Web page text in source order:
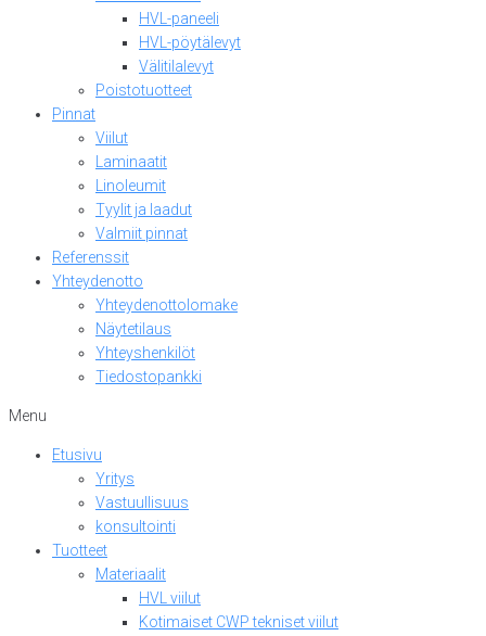
HVL-paneeli
HVL-pöytälevyt
Välitilalevyt
Poistotuotteet
Pinnat
Viilut
Laminaatit
Linoleumit
Tyylit ja laadut
Valmiit pinnat
Referenssit
Yhteydenotto
Yhteydenottolomake
Näytetilaus
Yhteyshenkilöt
Tiedostopankki
Menu
Etusivu
Yritys
Vastuullisuus
konsultointi
Tuotteet
Materiaalit
HVL viilut
Kotimaiset CWP tekniset viilut